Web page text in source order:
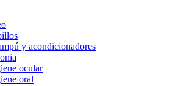
y acondicionadores
ocular
oral